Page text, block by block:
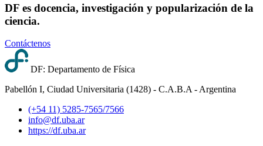
DF es docencia, investigación y popularización de la
ciencia.
Contáctenos
DF: Departamento de Física
Pabellón I, Ciudad Universitaria (1428) - C.A.B.A - Argentina
(+54 11) 5285-7565/7566
info@df.uba.ar
https://df.uba.ar